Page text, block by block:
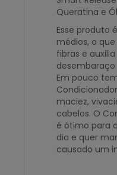
Queratina e
Esse produto
médios, o
fibras e
Em pouco
maciez,
cabelos. O
é ótimo para
dia e quer
causado um